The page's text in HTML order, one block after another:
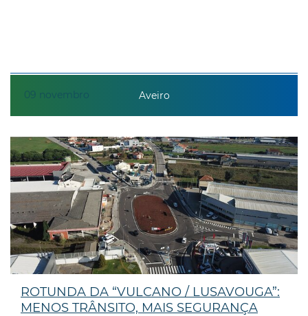
09 novembro Aveiro
ROTUNDA DA “VULCANO / LUSAVOUGA”:
MENOS TRÂNSITO, MAIS SEGURANÇA